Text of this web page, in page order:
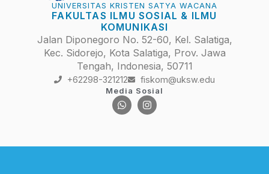
UNIVERSITAS KRISTEN SATYA WACANA
FAKULTAS ILMU SOSIAL & ILMU
KOMUNIKASI
Jalan Diponegoro No. 52-60, Kel. Salatiga,
Kec. Sidorejo, Kota Salatiga, Prov. Jawa
Tengah, Indonesia, 50711
+62298-321212 fiskom@uksw.edu
Media Sosial